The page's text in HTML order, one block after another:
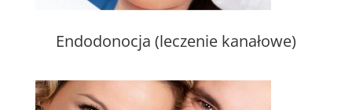
Endodonocja (leczenie kanałowe)